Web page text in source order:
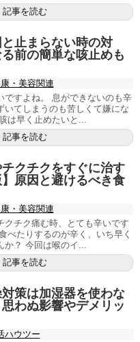
記事を読む
止まらない時の対
前の簡単な咳止めも
・美容関連
ですよね。 息ができないのも辛
いてしまうのも苦しくて嫌にな
は早く止めたいと...
記事を読む
クチクをすぐに治す
原因と避けるべき食
・美容関連
クチク痛む時、とても辛いです
べたりするのが辛く、いち早く
か？ 今回は喉のイ...
記事を読む
策は加湿器を使わな
わぬ影響やデメリッ
ハウツー